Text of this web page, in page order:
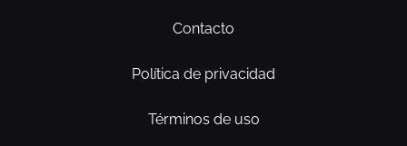
Contacto
Política de privacidad
Términos de uso